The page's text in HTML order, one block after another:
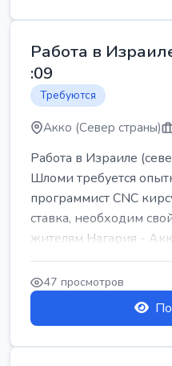
Работа в
:09
Требуются
Акко (Север страны)
Работа в Израиле
Шломи требуется
программист CNC
ставка, необходим
жителям Нагария -
47 просмотров